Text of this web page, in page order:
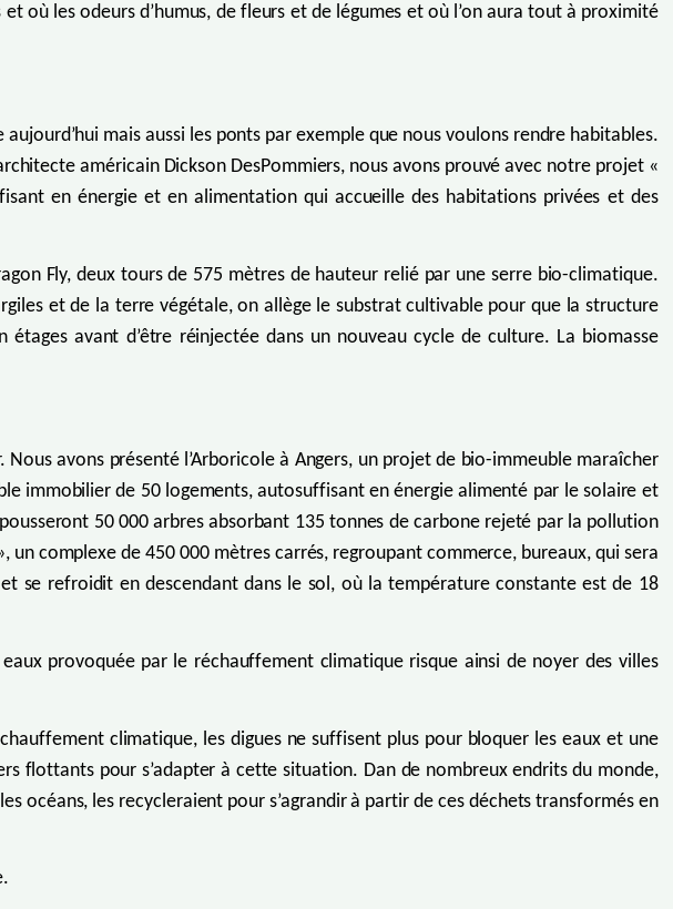
où les odeurs d’humus, de fleurs et de légumes et où l’on aura tout à proximité
mais aussi les ponts par exemple que nous voulons rendre habitables.
américain Dickson DesPommiers, nous avons prouvé avec notre projet «
en énergie et en alimentation qui accueille des habitations privées et des
Fly, deux tours de 575 mètres de hauteur relié par une serre bio-climatique.
et de la terre végétale, on allège le substrat cultivable pour que la structure
étages avant d’être réinjectée dans un nouveau cycle de culture. La biomasse
avons présenté l’Arboricole à Angers, un projet de bio-immeuble maraîcher
immobilier de 50 logements, autosuffisant en énergie alimenté par le solaire et
50 000 arbres absorbant 135 tonnes de carbone rejeté par la pollution
complexe de 450 000 mètres carrés, regroupant commerce, bureaux, qui sera
se refroidit en descendant dans le sol, où la température constante est de 18
provoquée par le réchauffement climatique risque ainsi de noyer des villes
climatique, les digues ne suffisent plus pour bloquer les eaux et une
flottants pour s’adapter à cette situation. Dan de nombreux endrits du monde,
océans, les recycleraient pour s’agrandir à partir de ces déchets transformés en